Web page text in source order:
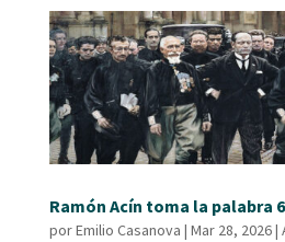
Ramón Acín toma la palabra
porEmilio Casanova | Mar 28, 2026|